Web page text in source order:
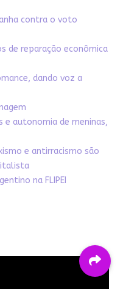
contra o voto
de reparação econômica
dando voz a
e autonomia de meninas,
e antirracismo são
na FLIPEI